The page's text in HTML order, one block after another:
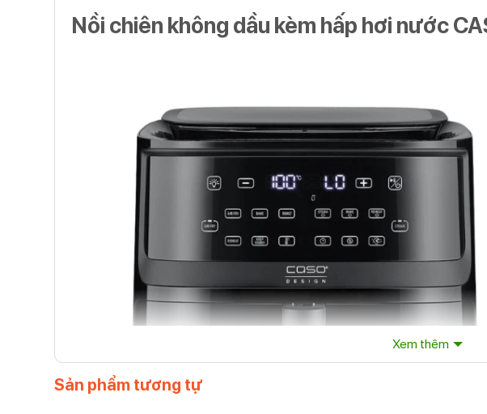
Nồi chiên không dầu kèm hấp hơi nước
Xem thêm
Sản phẩm tương tự